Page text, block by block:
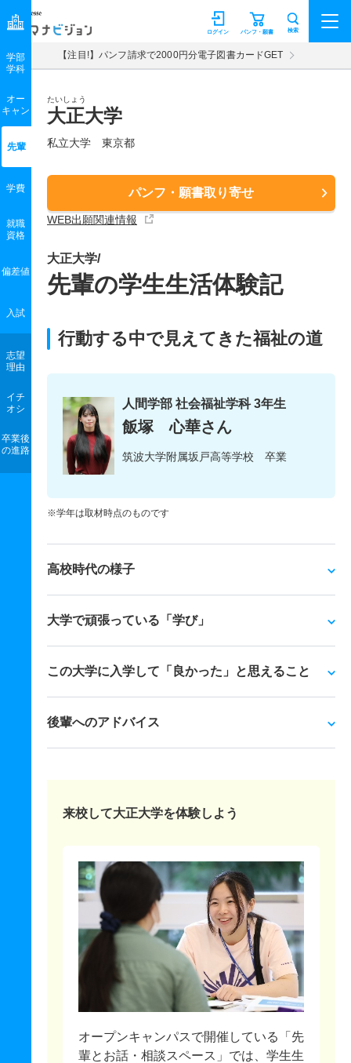
マナビジョン パンフ・願書
ログイン 検索
【注目!】パンフ請求で2000円分電子図書カードGET
たいしょう
大正大学
私立大学 東京都
パンフ・願書取り寄せ
WEB出願関連情報
学部
学科
オー
キャン
先輩
学費
就職
資格
偏差値
入試
志望
理由
イチ
オシ
卒業後
の進路
大正大学/
先輩の学生生活体験記
行動する中で見えてきた福祉の道
人間学部 社会福祉学科 3年生
飯塚 心華さん
筑波大学附属坂戸高等学校 卒業
※学年は取材時点のものです
高校時代の様子
大学で頑張っている「学び」
この大学に入学して「良かった」と思えること
後輩へのアドバイス
来校して大正大学を体験しよう
オープンキャンパスで開催している「先
輩とお話・相談スペース」では、学生生